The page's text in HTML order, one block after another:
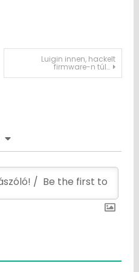
Luigin innen, hackelt
firmware-n túl…